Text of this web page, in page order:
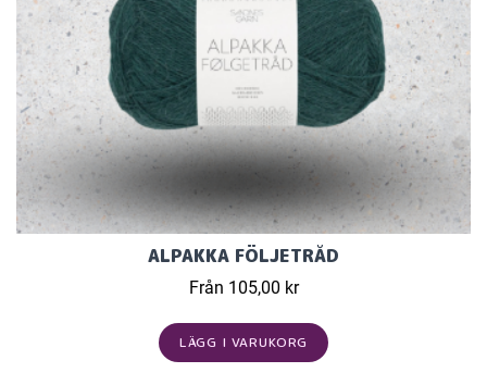
ALPAKKA FÖLJETRÅD
Från 105,00 kr
LÄGG I VARUKORG